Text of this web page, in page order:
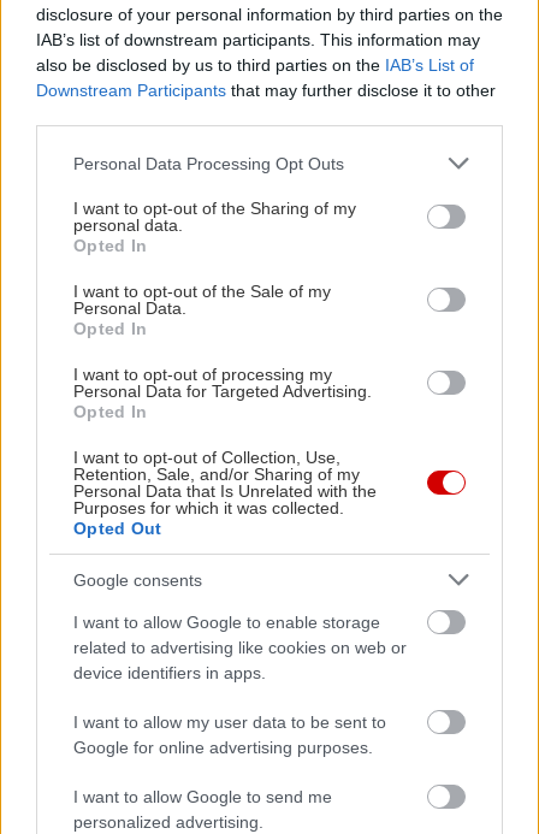
disclosure of your personal information by third parties on the
IAB’s list of downstream participants. This information may
also be disclosed by us to third parties on the IAB’s List of
Downstream Participants that may further disclose it to other
Please note that this website/app uses one or more Google
not limited to your visit or usage behaviour. You may click to
grant or deny consent to Google and its third-party tags to
use your data for below specified purposes in below Google
consent section.
Personal Data Processing Opt Outs
I want to opt-out of the Sharing of my
personal data.
Opted In
I want to opt-out of the Sale of my
Personal Data.
Opted In
I want to opt-out of processing my
Personal Data for Targeted Advertising.
Opted In
I want to opt-out of Collection, Use,
Retention, Sale, and/or Sharing of my
Personal Data that Is Unrelated with the
Purposes for which it was collected.
Opted Out
Google consents
I want to allow Google to enable storage
related to advertising like cookies on web or
device identifiers in apps.
I want to allow my user data to be sent to
Google for online advertising purposes.
I want to allow Google to send me
personalized advertising.
Διαβάστε επίσης